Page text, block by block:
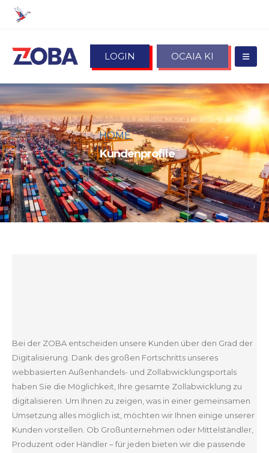
LOGIN OCAIA KI
HOME KUNDENPROFILE
Kundenprofile
Bei der ZOBA entscheiden unsere Kunden über den Grad der
Digitalisierung. Dank des großen Fortschritts unseres
webbasierten Außenhandels- und Zollabwicklungsportals
haben Sie die Möglichkeit, Ihre gesamte Zollabwicklung zu
digitalisieren. Um Ihnen zu zeigen, was in einer gemeinsamen
Umsetzung alles möglich ist, möchten wir Ihnen einige unserer
Kunden vorstellen. Ob Großunternehmen oder Mittelständler,
Produzent oder Händler – für jeden bieten wir die passende